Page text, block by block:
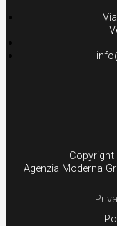
Agenzia Moderna